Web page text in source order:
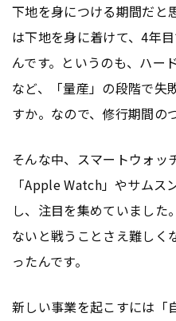
下地を身につける期間だと
は下地を身に着けて、4年
んです。というのも、ハー
など、「量産」の段階で失
すか。なので、修行期間の
そんな中、スマートウォッ
「Apple Watch」やサムス
し、注目を集めていました
ないと戦うことさえ難しく
ったんです。
新しい事業を起こすには「